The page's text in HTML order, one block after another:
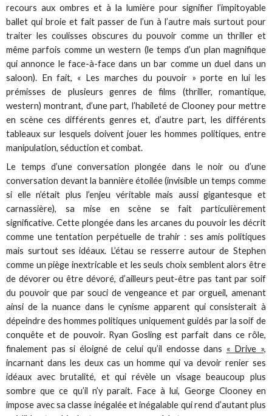
recours aux ombres et à la lumière pour signifier l’impitoyable
ballet qui broie et fait passer de l’un à l’autre mais surtout pour
traiter les coulisses obscures du pouvoir comme un thriller et
même parfois comme un western (le temps d’un plan magnifique
qui annonce le face-à-face dans un bar comme un duel dans un
saloon). En fait, « Les marches du pouvoir » porte en lui les
prémisses de plusieurs genres de films (thriller, romantique,
western) montrant, d’une part, l’habileté de Clooney pour mettre
en scène ces différents genres et, d’autre part, les différents
tableaux sur lesquels doivent jouer les hommes politiques, entre
manipulation, séduction et combat.
Le temps d’une conversation plongée dans le noir ou d’une
conversation devant la bannière étoilée (invisible un temps comme
si elle n’était plus l’enjeu véritable mais aussi gigantesque et
carnassière), sa mise en scène se fait particulièrement
significative. Cette plongée dans les arcanes du pouvoir les décrit
comme une tentation perpétuelle de trahir : ses amis politiques
mais surtout ses idéaux. L’étau se resserre autour de Stephen
comme un piège inextricable et les seuls choix semblent alors être
de dévorer ou être dévoré, d’ailleurs peut-être pas tant par soif
du pouvoir que par souci de vengeance et par orgueil, amenant
ainsi de la nuance dans le cynisme apparent qui consisterait à
dépeindre des hommes politiques uniquement guidés par la soif de
conquête et de pouvoir. Ryan Gosling est parfait dans ce rôle,
finalement pas si éloigné de celui qu’il endosse dans « Drive »,
incarnant dans les deux cas un homme qui va devoir renier ses
idéaux avec brutalité, et qui révèle un visage beaucoup plus
sombre que ce qu’il n’y parait. Face à lui, George Clooney en
impose avec sa classe inégalée et inégalable qui rend d’autant plus